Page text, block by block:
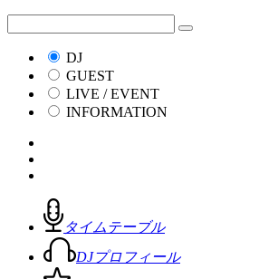
DJ
GUEST
LIVE / EVENT
INFORMATION
タイムテーブル
DJプロフィール